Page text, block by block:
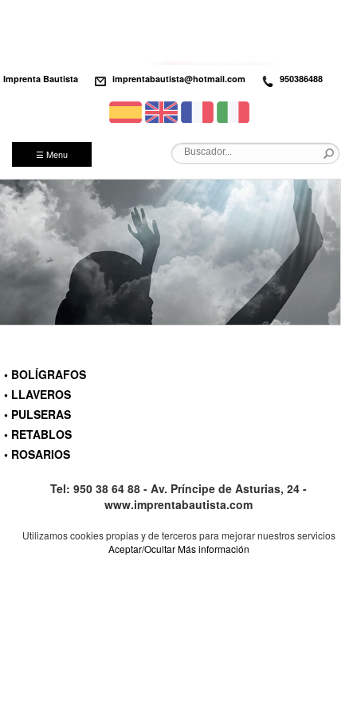
Imprenta Bautista imprentabautista@hotmail.com 950386488
☰ Menu
• BOLÍGRAFOS
• LLAVEROS
• PULSERAS
• RETABLOS
• ROSARIOS
Tel: 950 38 64 88 - Av. Príncipe de Asturias, 24 -
www.imprentabautista.com
Utilizamos cookies propias y de terceros para mejorar nuestros servicios
Aceptar/Ocultar Más información